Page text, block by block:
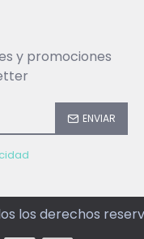
y promociones
ENVIAR
los derechos